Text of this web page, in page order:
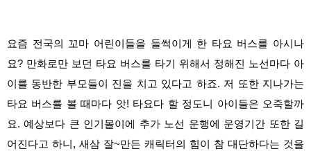
요즘 전국의 꼬마 어린이들을 들썩이게 한 타요 버스를 아시나
요? 만화로만 보던 타요 버스를 타기 위해서 정해진 노선마다 아
이를 동반한 부모들이 진을 치고 있다고 하죠. 저 또한 지나가는
타요 버스를 볼 때마다 앗! 타요다 할 정도니 아이들은 오죽할까
요. 예상보다 큰 인기몰이에 추가 노선 운행에 운영기간 또한 길
어진다고 하니, 새삼 잘~만든 캐릭터의 힘이 참 대단하다는 것을